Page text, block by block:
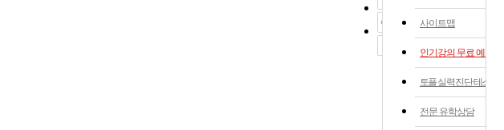
사이트맵
인기강의 무료 예약
토플 실력 진단 테스트
전문 유학상담